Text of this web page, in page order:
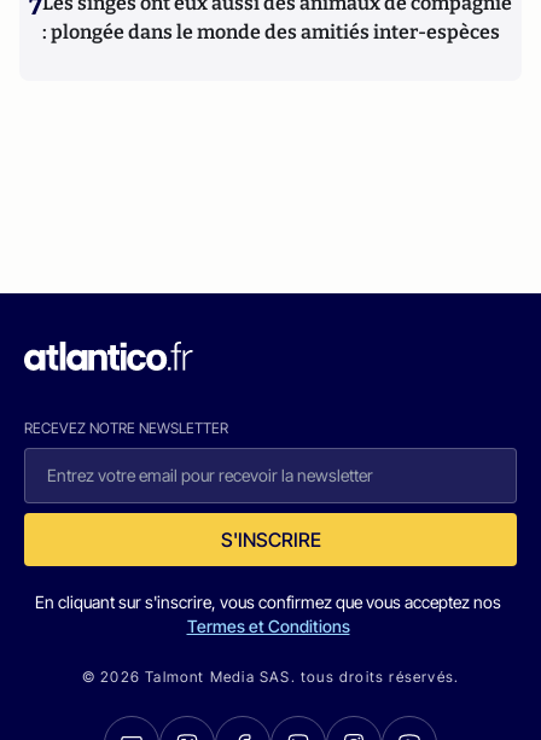
7
: plongée dans le monde des amitiés inter-espèces
RECEVEZ NOTRE NEWSLETTER
S'INSCRIRE
En cliquant sur s'inscrire, vous confirmez que vous acceptez nos
Termes et Conditions
© 2026 Talmont Media SAS. tous droits réservés.